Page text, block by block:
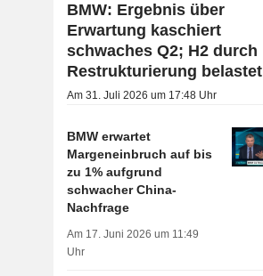
BMW: Ergebnis über
Erwartung kaschiert
schwaches Q2; H2 durch
Restrukturierung belastet
Am 31. Juli 2026 um 17:48 Uhr
BMW erwartet
Margeneinbruch auf bis
zu 1% aufgrund
schwacher China-
Nachfrage
Am 17. Juni 2026 um 11:49
Uhr